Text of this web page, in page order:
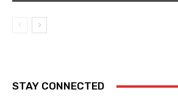
STAY CONNECTED